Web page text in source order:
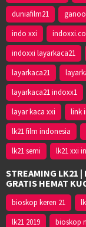
duniafilm21
indo xxi
indoxxi layarkaca21
layarkaca21
layarkaca21 indoxx1
layar kaca xxi
link
lk21 film indonesia
lk21 semi
lk21 xxi
STREAMING LK21 |
GRATIS HEMAT
bioskop keren 21
lk21 2019
bioskop